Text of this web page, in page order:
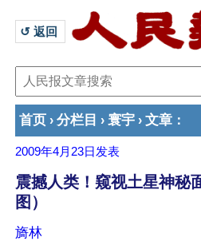
↺ 返回
首页 › 分栏目 › 寰宇 › 文章 ：
2009年4月23日 发表
震撼人类！窥视土星神秘
图）
旖林